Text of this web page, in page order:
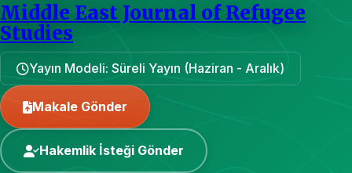
Middle East Journal of Refugee
Studies
Yayın Modeli: Süreli Yayın (Haziran - Aralık)
Makale Gönder
Hakemlik İsteği Gönder